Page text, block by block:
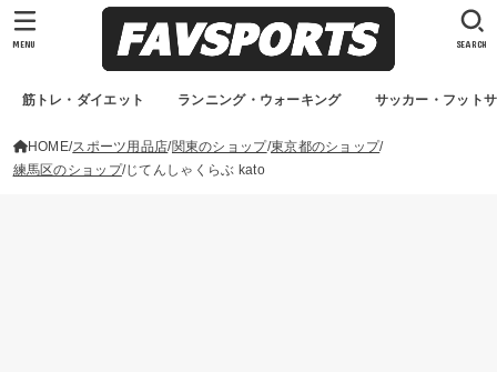
筋トレ・ダイエット ランニング・ウォーキング サッカー・フット
SEARCH
MENU
HOME スポーツ用品店 関東のショップ 東京都のショップ
練馬区のショップ じてんしゃくらぶ kato